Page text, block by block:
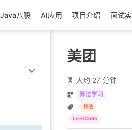
Java八股 AI应用 项目介绍 面试
美团
大约 27 分钟
算法学习
算法
LeetCode